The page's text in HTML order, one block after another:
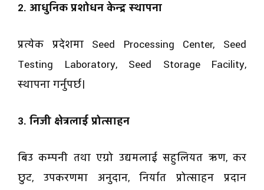
2. आधुनिक प्रशोधन केन्द्र स्थापना
प्रत्येक प्रदेशमा Seed Processing Center, Seed
Testing Laboratory, Seed Storage Facility,
स्थापना गर्नुपर्छ।
3. निजी क्षेत्रलाई प्रोत्साहन
बिउ कम्पनी तथा एग्रो उद्यमलाई सहुलियत ऋण, कर
छुट, उपकरणमा अनुदान, निर्यात प्रोत्साहन प्रदान